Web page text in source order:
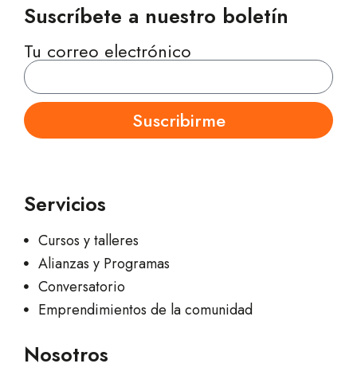
Suscríbete a nuestro boletín
Tu correo electrónico
Suscribirme
Servicios
Cursos y talleres
Alianzas y Programas
Conversatorio
Emprendimientos de la comunidad
Nosotros